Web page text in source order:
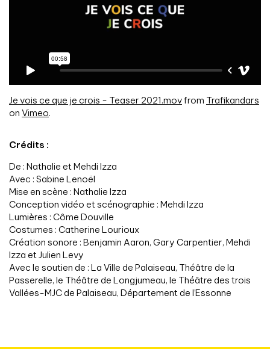
Je vois ce que je crois - Teaser 2021.movfrom Trafikandars
on Vimeo.
Crédits :
De : Nathalie et Mehdi Izza
Avec : Sabine Lenoël
Mise en scène : Nathalie Izza
Conception vidéo et scénographie : Mehdi Izza
Lumières : Côme Douville
Costumes : Catherine Lourioux
Création sonore : Benjamin Aaron, Gary Carpentier, Mehdi
Izza et Julien Levy
Avec le soutien de : La Ville de Palaiseau, Théâtre de la
Passerelle, le Théâtre de Longjumeau, le Théâtre des trois
Vallées-MJC de Palaiseau, Département de l’Essonne